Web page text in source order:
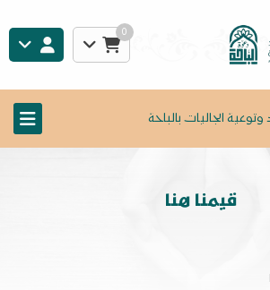
0
الجاليات بالباحة
قيمنا هنا